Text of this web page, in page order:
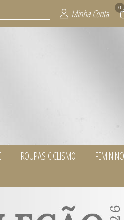
Minha Conta 0
SIZE
ROUPAS CICLISMO FEMININO